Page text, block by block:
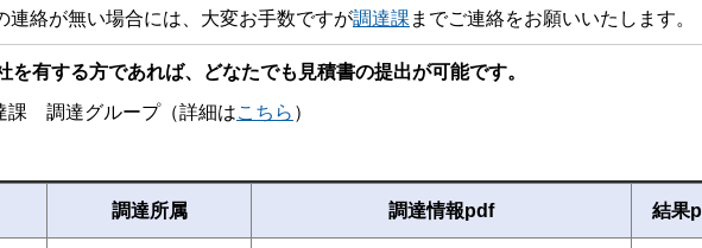
連絡が無い場合には、大変お手数ですが調達課 までご連絡をお願いいたします。
を有する方であれば、どなたでも見積書の提出が可能です。
達グループ（詳細はこちら ）
調達所属 調達情報pdf 結果